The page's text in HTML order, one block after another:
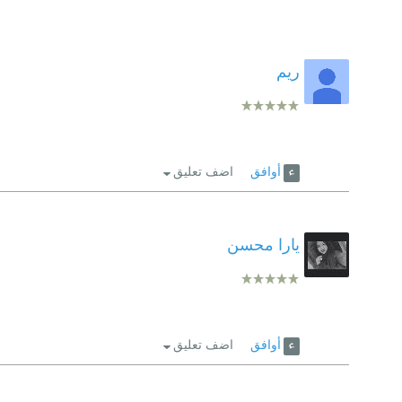
ريم
أوافق اضف تعليق
يارا محسن
أوافق اضف تعليق